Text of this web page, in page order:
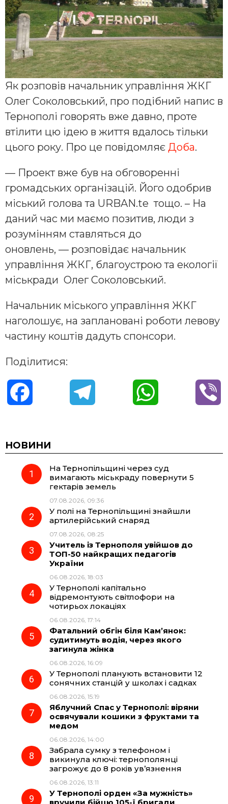
Як розповів начальник управління ЖКГ
Олег Соколовський, про подібний напис в
Тернополі говорять вже давно, проте
втілити цю ідею в життя вдалось тільки
цього року. Про це повідомляє Доба.
— Проект вже був на обговоренні
громадських організацій. Його одобрив
міський голова та URBAN.te тощо. – На
даний час ми маємо позитив, люди з
розумінням ставляться до
оновлень, — розповідає начальник
управління ЖКГ, благоустрою та екології
міськради Олег Соколовський.
Начальник міського управління ЖКГ
наголошує, на заплановані роботи левову
частину коштів дадуть спонсори.
Поділитися:
c
e
o
o
e
r
a
t
p
НОВИНИ
На Тернопільщині через суд
вимагають міськраду повернути 5
гектарів земель
07.08.2026, 09:36
У полі на Тернопільщині знайшли
артилерійський снаряд
07.08.2026, 08:25
Учитель із Тернополя увійшов до
ТОП-50 найкращих педагогів
України
06.08.2026, 18:03
У Тернополі капітально
відремонтують світлофори на
чотирьох локаціях
06.08.2026, 17:14
Фатальний обгін біля Кам’янок:
судитимуть водія, через якого
загинула жінка
06.08.2026, 16:09
У Тернополі планують встановити 12
сонячних станцій у школах і садках
06.08.2026, 15:19
Яблучний Спас у Тернополі: віряни
освячували кошики з фруктами та
медом
06.08.2026, 14:00
Забрала сумку з телефоном і
викинула ключі: тернополянці
загрожує до 8 років ув’язнення
06.08.2026, 13:11
У Тернополі орден «За мужність»